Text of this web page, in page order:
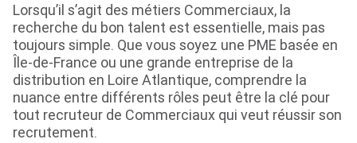
Lorsqu’il s’agit des métiers Commerciaux, la
recherche du bon talent est essentielle, mais pas
toujours simple. Que vous soyez une PME basée en
Île-de-France ou une grande entreprise de la
distribution en Loire Atlantique, comprendre la
nuance entre différents rôles peut être la clé pour
tout recruteur de Commerciaux qui veut réussir son
recrutement.